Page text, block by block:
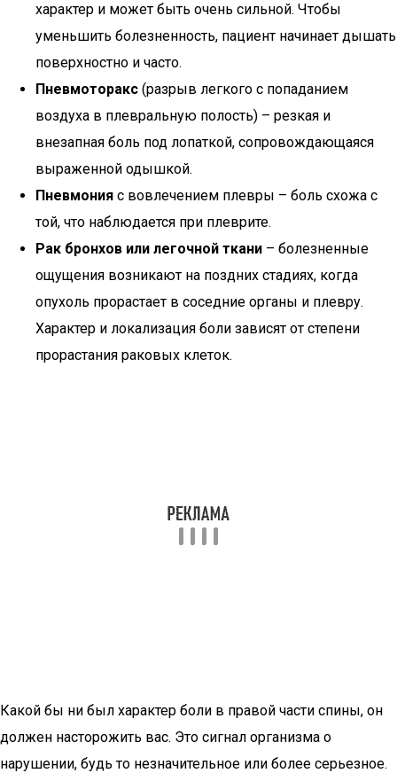
характер и может быть очень сильной. Чтобы
уменьшить болезненность, пациент начинает дышать
поверхностно и часто.
Пневмоторакс (разрыв легкого с попаданием
воздуха в плевральную полость) – резкая и
внезапная боль под лопаткой, сопровождающаяся
выраженной одышкой.
Пневмония с вовлечением плевры – боль схожа с
той, что наблюдается при плеврите.
Рак бронхов или легочной ткани – болезненные
ощущения возникают на поздних стадиях, когда
опухоль прорастает в соседние органы и плевру.
Характер и локализация боли зависят от степени
прорастания раковых клеток.
Какой бы ни был характер боли в правой части спины, он
должен насторожить вас. Это сигнал организма о
нарушении, будь то незначительное или более серьезное.